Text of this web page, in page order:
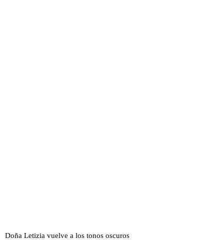
Doña Letizia vuelve a los tonos oscuros